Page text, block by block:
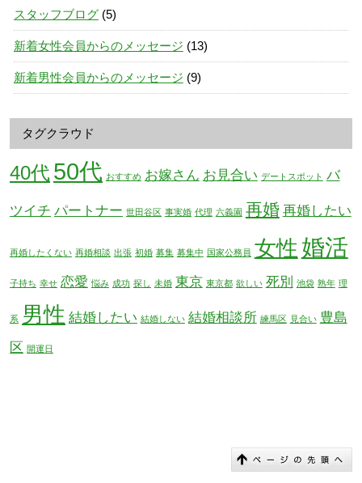
スタッフブログ(5)
新着女性会員からのメッセージ (13)
新着男性会員からのメッセージ (9)
タグクラウド
40代 50代 おすすめ お嫁さん お見合い デートスポット バ
ツイチ パートナー 世田谷区 事実婚 代理 六義園 再婚 再婚したい
再婚したくない 再婚相談 出張 初婚 募集 募集中 国家公務員 女性 婚活
子持ち 幸せ 恋愛 悩み 成功 探し 未婚 東京 東京都 欲しい 死別 池袋 熟年 理
系 男性 結婚したい 結婚しない 結婚相談所 練馬区 見合い 豊島
区 開運日